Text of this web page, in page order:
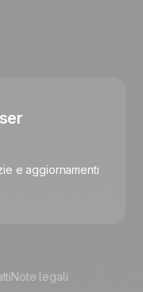
e aggiornamenti
Note legali